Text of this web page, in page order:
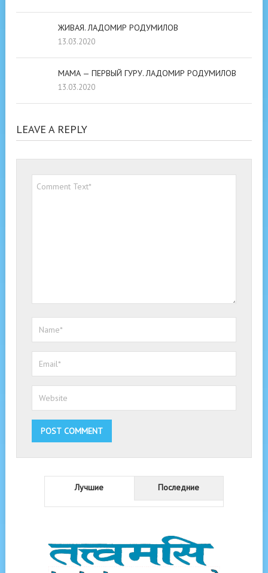
ЖИВАЯ. ЛАДОМИР РОДУМИЛОВ
13.03.2020
МАМА — ПЕРВЫЙ ГУРУ. ЛАДОМИР РОДУМИЛОВ
13.03.2020
LEAVE A REPLY
Лучшие Последние